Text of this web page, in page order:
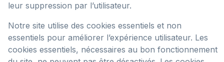
leur suppression par l’utilisateur.
Notre site utilise des cookies essentiels et non
essentiels pour améliorer l’expérience utilisateur. Les
cookies essentiels, nécessaires au bon fonctionnement